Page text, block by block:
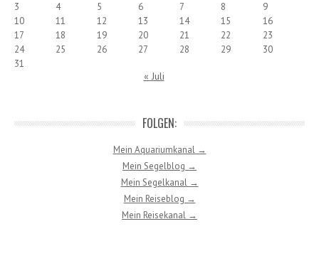
3
4 5 6 7 8
9
10
11 12 13 14 15
16
17
18 19 20 21 22
23
24
25 26 27 28 29
30
31
« Juli
FOLGEN:
Mein Aquariumkanal →
Mein Segelblog →
Mein Segelkanal →
Mein Reiseblog →
Mein Reisekanal →